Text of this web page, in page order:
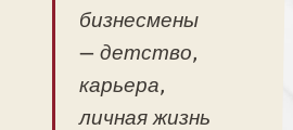
бизнесмены
— детство,
карьера,
личная жизнь